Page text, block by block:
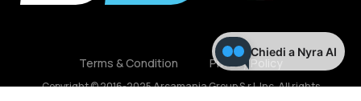
Chiedi a Nyra AI
Copyright © 2016-2025 Arcamania Group S.r.l, Inc. All rights
Terms & Condition Privacy Policy